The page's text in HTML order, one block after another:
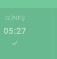
GÜNEŞ
05:27